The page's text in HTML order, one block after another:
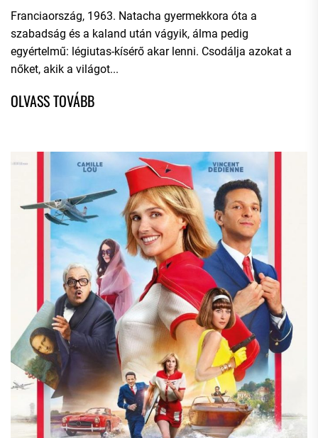
Franciaország, 1963. Natacha gyermekkora óta a
szabadság és a kaland után vágyik, álma pedig
egyértelmű: légiutas-kísérő akar lenni. Csodálja azokat a
nőket, akik a világot...